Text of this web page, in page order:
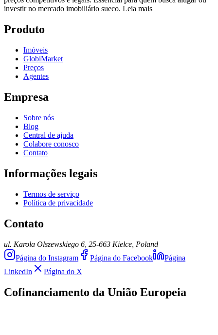
investir no mercado imobiliário sueco. Leia mais
Produto
Imóveis
GlobiMarket
Preços
Agentes
Empresa
Sobre nós
Blog
Central de ajuda
Colabore conosco
Contato
Informações legais
Termos de serviço
Política de privacidade
Contato
ul. Karola Olszewskiego 6, 25-663 Kielce, Poland
Página do Instagram
Página do Facebook
Página
LinkedIn
Página do X
Cofinanciamento da União Europeia